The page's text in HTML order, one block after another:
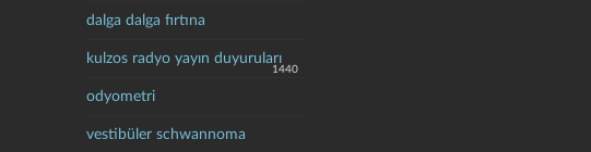
dalga dalga fırtına
kulzos radyo yayın duyuruları
1440
odyometri
vestibüler schwannoma